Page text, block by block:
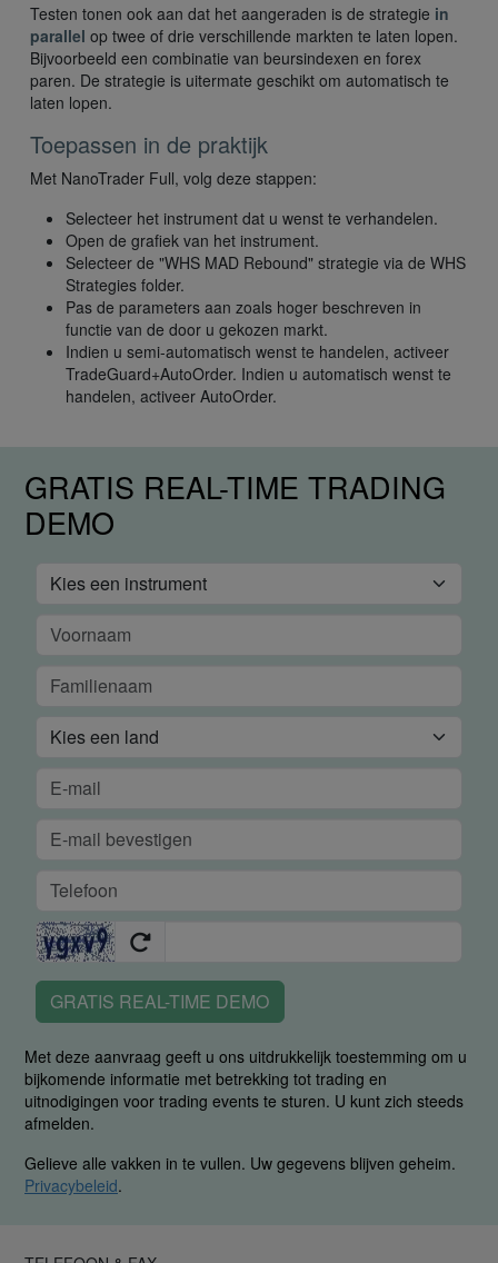
Testen tonen ook aan dat het aangeraden is de strategie in
parallel op twee of drie verschillende markten te laten lopen.
Bijvoorbeeld een combinatie van beursindexen en forex
paren. De strategie is uitermate geschikt om automatisch te
laten lopen.
Toepassen in de praktijk
Met NanoTrader Full, volg deze stappen:
Selecteer het instrument dat u wenst te verhandelen.
Open de grafiek van het instrument.
Selecteer de "WHS MAD Rebound" strategie via de WHS
Strategies folder.
Pas de parameters aan zoals hoger beschreven in
functie van de door u gekozen markt.
Indien u semi-automatisch wenst te handelen, activeer
TradeGuard+AutoOrder. Indien u automatisch wenst te
handelen, activeer AutoOrder.
GRATIS REAL-TIME TRADING
DEMO
GRATIS REAL-TIME DEMO
Met deze aanvraag geeft u ons uitdrukkelijk toestemming om u
bijkomende informatie met betrekking tot trading en
uitnodigingen voor trading events te sturen. U kunt zich steeds
afmelden.
Gelieve alle vakken in te vullen. Uw gegevens blijven geheim.
Privacybeleid.